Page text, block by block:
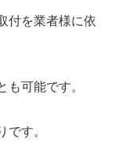
付を業者様に依
も可能です。
です。